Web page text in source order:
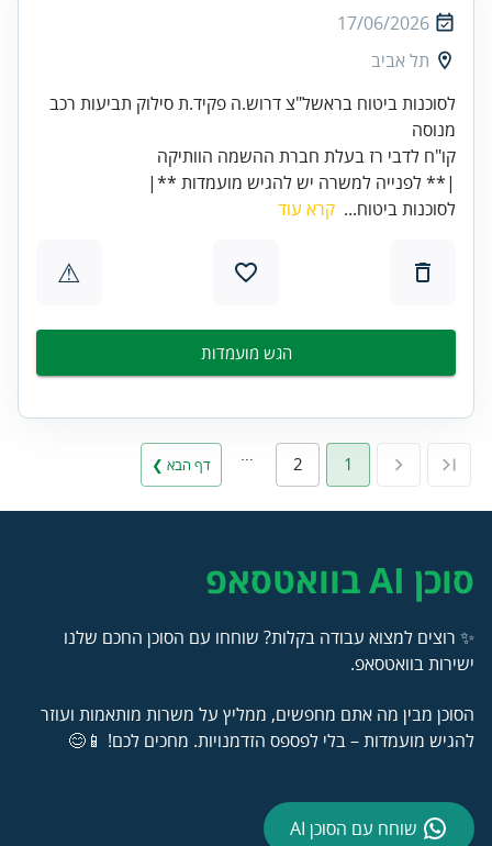
17/06/2026
תל אביב
לסוכנות ביטוח בראשל"צ דרוש.ה פקיד.ת סילוק תביעות רכב
|** לפנייה למשרה יש להגיש מועמדות **|
לסוכנות ביטוח... קרא עוד
⚠
הגש מועמדות
1
2 דף הבא ❯
סוכן AI בוואטסאפ
✨ רוצים למצוא עבודה בקלות? שוחחו עם הסוכן החכם שלנו
ישירות בוואטסאפ.
הסוכן מבין מה אתם מחפשים, ממליץ על משרות מותאמות ועוזר
להגיש מועמדות – בלי לפספס הזדמנויות. מחכים לכם! 📱😊
שוחח עם הסוכן AI